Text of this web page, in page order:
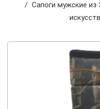
Сапоги мужские из